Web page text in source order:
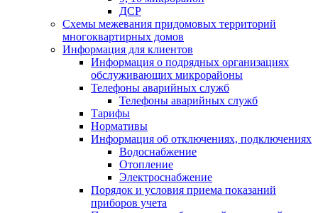
ДСР
Схемы межевания придомовых территорий
многоквартирных домов
Информация для клиентов
Информация о подрядных организациях
обслуживающих микрорайоны
Телефоны аварийных служб
Телефоны аварийных служб
Тарифы
Нормативы
Информация об отключениях, подключениях
Водоснабжение
Отопление
Электроснабжение
Порядок и условия приема показаний
приборов учета